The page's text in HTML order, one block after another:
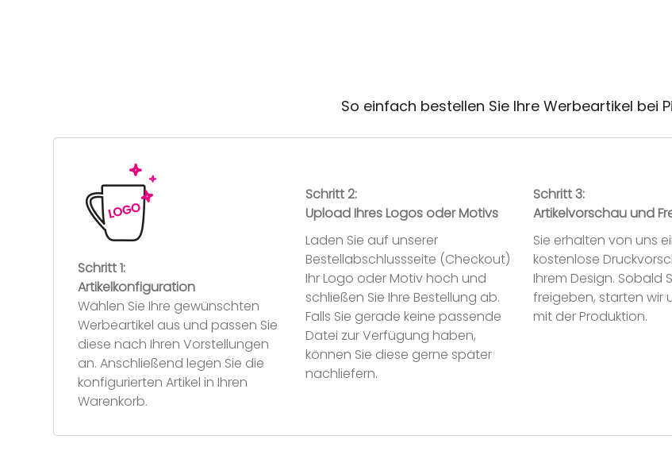
So einfach bestellen Sie Ihre Werbeartikel bei
Schritt 1:
Artikelkonfiguration
Wählen Sie Ihre gewünschten
Werbeartikel aus und passen Sie
diese nach Ihren Vorstellungen
an. Anschließend legen Sie die
konfigurierten Artikel in Ihren
Warenkorb.
Schritt 2:
Upload Ihres Logos oder Motivs
Laden Sie auf unserer
Bestellabschlussseite (Checkout)
Ihr Logo oder Motiv hoch und
schließen Sie Ihre Bestellung ab.
Falls Sie gerade keine passende
Datei zur Verfügung haben,
können Sie diese gerne später
nachliefern.
Schritt 3:
Artikelvorschau und
Sie erhalten von uns
kostenlose
Ihrem Design. Sobald
freigeben, starten wir
mit der Produktion.